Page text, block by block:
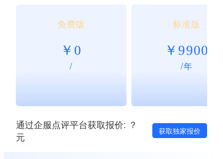
免费版
￥0
/
标准版
￥9900
/年
通过企服点评平台获取报价: ？
元
获取独家报价